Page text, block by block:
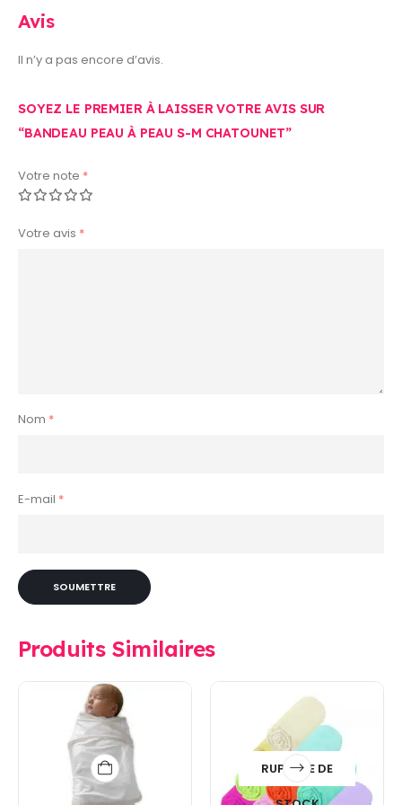
Avis
Il n’y a pas encore d’avis.
SOYEZ LE PREMIER À LAISSER VOTRE AVIS SUR
“BANDEAU PEAU À PEAU S-M CHATOUNET”
Votre note *
Votre avis *
Nom *
E-mail *
Produits Similaires
RUPTURE DE